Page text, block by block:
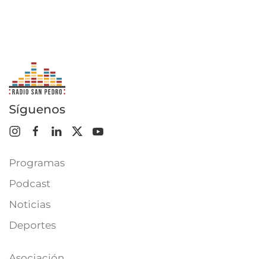
Síguenos
Programas
Podcast
Noticias
Deportes